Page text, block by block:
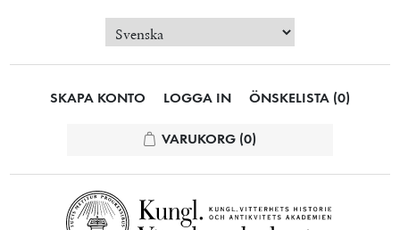
SKAPA KONTO LOGGA IN ÖNSKELISTA (0)
VARUKORG (0)